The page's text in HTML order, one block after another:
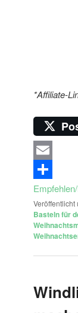
*Affiliate-
Email
Veröffentlicht
Basteln für